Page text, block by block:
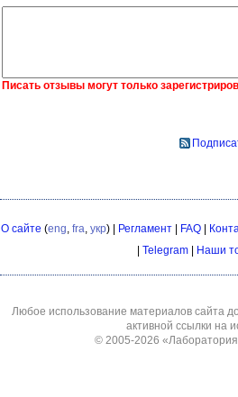
Писать отзывы могут только
О сайте (eng, fra, укр) | Регламент| FAQ|
Telegram Наши
Любое использование материалов сайта
активной ссылки на
© 2005-2026